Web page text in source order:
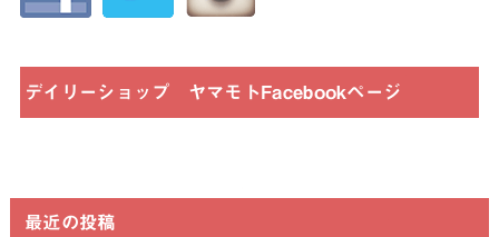
デイリーショップ ヤマモトFacebookページ
最近の投稿